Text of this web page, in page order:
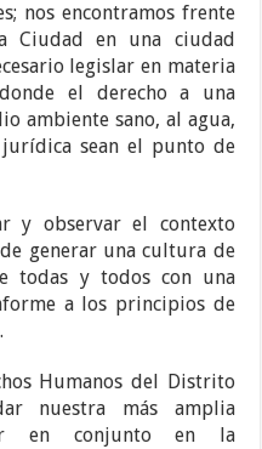
nos encontramos frente
Ciudad en una ciudad
legislar en materia
el derecho a una
ambiente sano, al agua,
sean el punto de
y observar el contexto
generar una cultura de
todas y todos con una
a los principios de
Humanos del Distrito
nuestra más amplia
en conjunto en la